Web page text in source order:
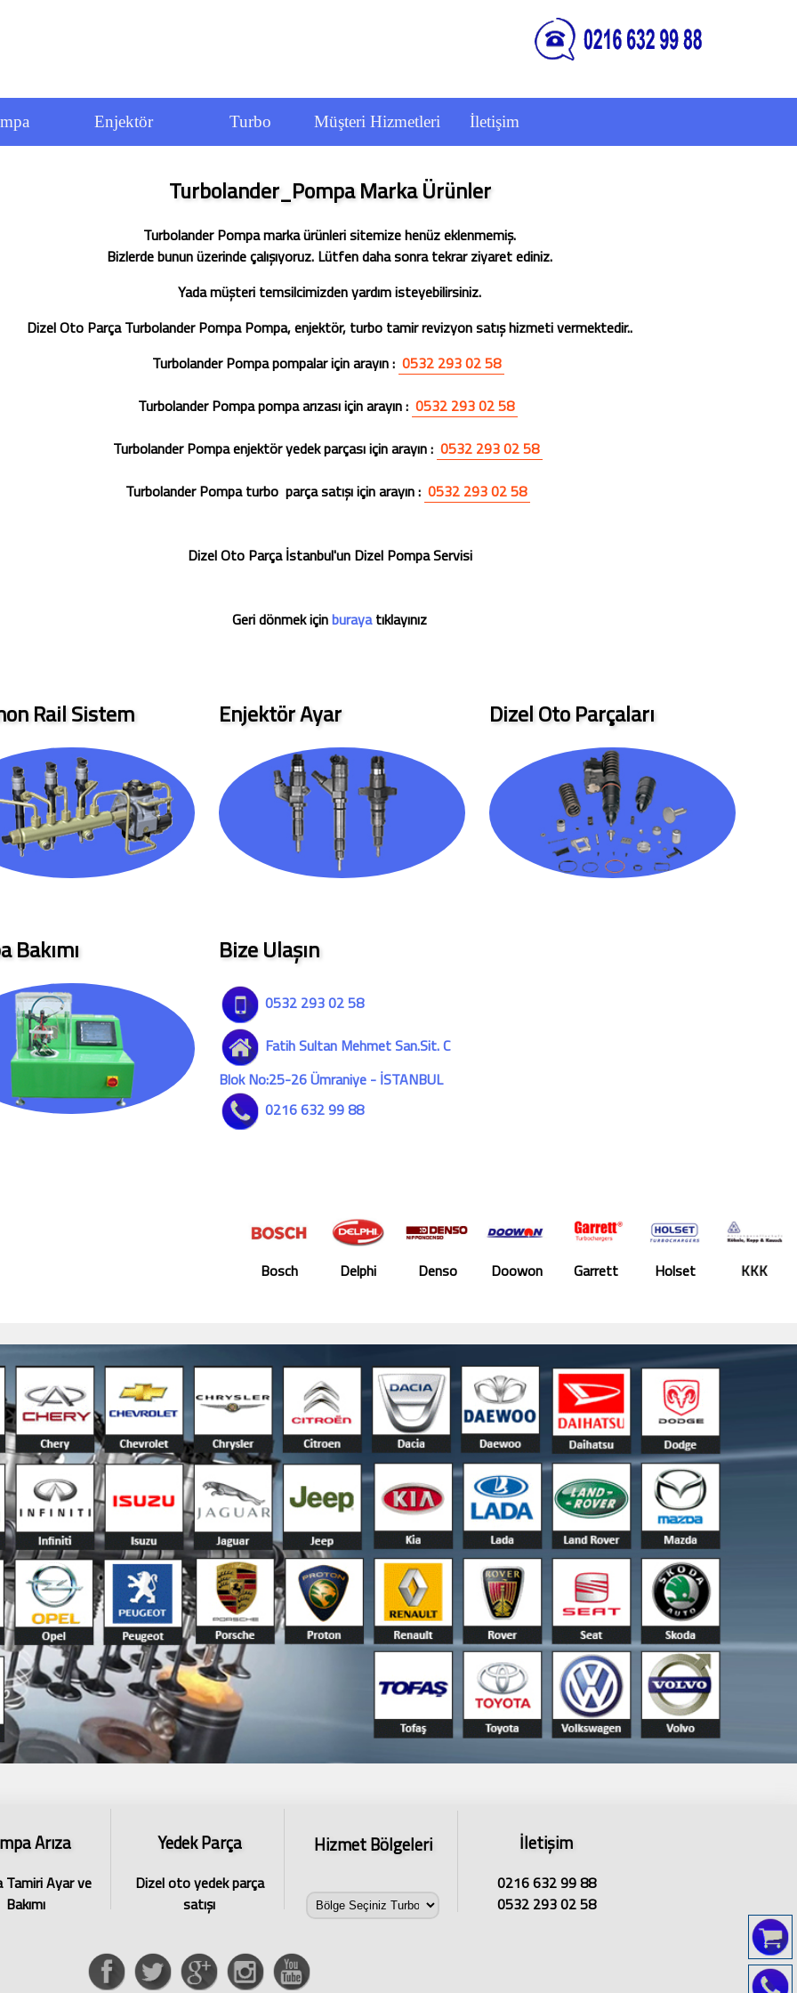
Enjektör Turbo Müşteri Hizmetleri İletişim
Turbolander_Pompa Marka Ürünler
Turbolander Pompa marka ürünleri sitemize henüz eklenmemiş.
Bizlerde bunun üzerinde çalışıyoruz. Lütfen daha sonra tekrar ziyaret ediniz.
Yada müşteri temsilcimizden yardım isteyebilirsiniz.
Dizel Oto Parça Turbolander Pompa Pompa, enjektör, turbo tamir revizyon satış hizmeti vermektedir..
Turbolander Pompa pompalar için arayın : 0532 293 02 58
Turbolander Pompa pompa arızası için arayın : 0532 293 02 58
Turbolander Pompa enjektör yedek parçası için arayın : 0532 293 02 58
Turbolander Pompa turbo parça satışı için arayın : 0532 293 02 58
Dizel Oto Parça İstanbul'un Dizel Pompa Servisi
Geri dönmek içinburayatıklayınız
Rail Sistem Enjektör Ayar Dizel Oto Parçaları
Bakımı Bize Ulaşın
0532 293 02 58
Fatih Sultan Mehmet San.Sit. C
Blok No:25-26 Ümraniye - İSTANBUL
0216 632 99 88
Delphi Denso Doowon Garrett Holset KKK Motorpal
Arıza
Tamiri Ayar ve
Bakımı
Yedek Parça
Dizel oto yedek parça
satışı
Hizmet Bölgeleri İletişim
0216 632 99 88
0532 293 02 58